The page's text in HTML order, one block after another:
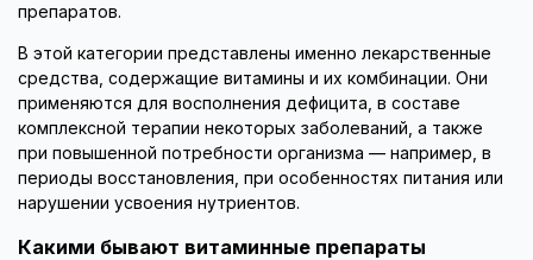
препаратов.
В этой категории представлены именно лекарственные
средства, содержащие витамины и их комбинации. Они
применяются для восполнения дефицита, в составе
комплексной терапии некоторых заболеваний, а также
при повышенной потребности организма — например, в
периоды восстановления, при особенностях питания или
нарушении усвоения нутриентов.
Какими бывают витаминные препараты